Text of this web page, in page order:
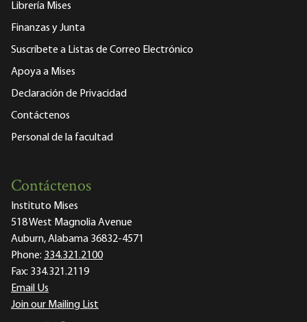
Librería Mises
Finanzas y Junta
Suscríbete a Listas de Correo Electrónico
Apoya a Mises
Declaración de Privacidad
Contáctenos
Personal de la facultad
Contáctenos
Instituto Mises
518 West Magnolia Avenue
Auburn, Alabama 36832-4571
Phone: 334.321.2100
Fax: 334.321.2119
Email Us
Join our Mailing List